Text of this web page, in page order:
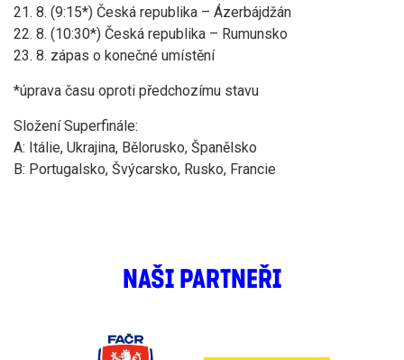
21. 8. (9:15*) Česká republika – Ázerbájdžán
22. 8. (10:30*) Česká republika – Rumunsko
23. 8. zápas o konečné umístění
*úprava času oproti předchozímu stavu
Složení Superfinále:
A: Itálie, Ukrajina, Bělorusko, Španělsko
​B: Portugalsko, Švýcarsko, Rusko, Francie
NAŠI PARTNEŘI